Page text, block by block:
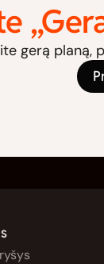
gerą planą,